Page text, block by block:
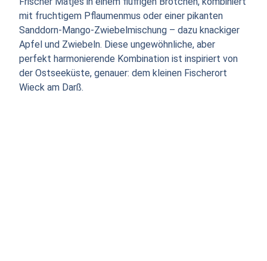
mit fruchtigem Pflaumenmus oder einer pikanten
Sanddorn-Mango-Zwiebelmischung – dazu knackiger
Apfel und Zwiebeln. Diese ungewöhnliche, aber
perfekt harmonierende Kombination ist inspiriert von
der Ostseeküste, genauer: dem kleinen Fischerort
Wieck am Darß.